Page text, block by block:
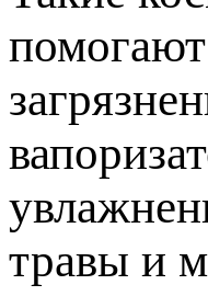
травы и